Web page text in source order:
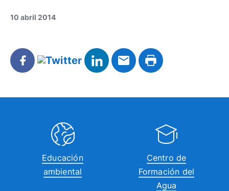
10 abril 2014
Educación
ambiental
Centro de
Formación del
Agua